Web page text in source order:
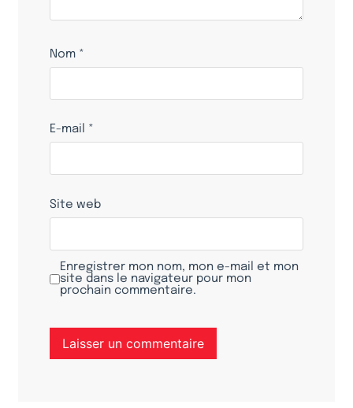
Nom *
E-mail *
Site web
Enregistrer mon nom, mon e-mail et mon
site dans le navigateur pour mon
prochain commentaire.